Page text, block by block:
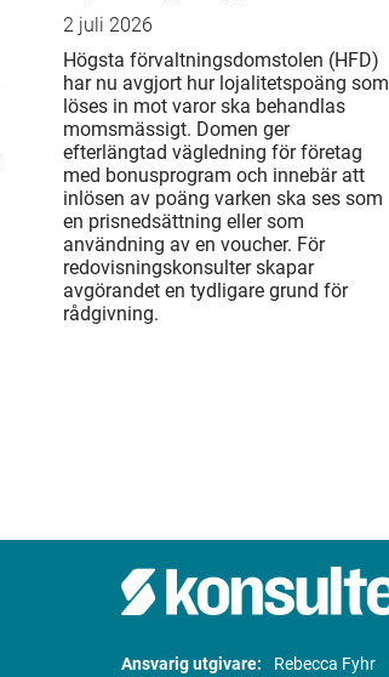
2 juli 2026
Högsta förvaltningsdomstolen (HFD)
har nu avgjort hur lojalitetspoäng som
löses in mot varor ska behandlas
momsmässigt. Domen ger
efterlängtad vägledning för företag
med bonusprogram och innebär att
inlösen av poäng varken ska ses som
en prisnedsättning eller som
användning av en voucher. För
redovisningskonsulter skapar
avgörandet en tydligare grund för
rådgivning.
Ansvarig utgivare: Rebecca Fyhr